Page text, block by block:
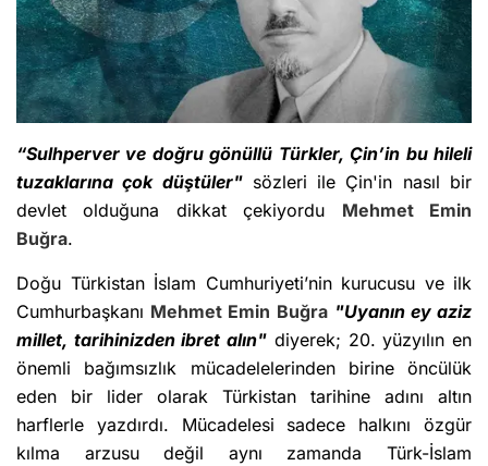
“Sulhperver ve doğru gönüllü Türkler, Çin’in bu hileli
tuzaklarına çok düştüler"sözleri ile Çin'in nasıl bir
devlet olduğuna dikkat çekiyordu Mehmet Emin
Buğra.
Doğu Türkistan İslam Cumhuriyeti’nin kurucusu ve ilk
Cumhurbaşkanı Mehmet Emin Buğra "Uyanın ey aziz
millet, tarihinizden ibret alın" diyerek; 20. yüzyılın en
önemli bağımsızlık mücadelelerinden birine öncülük
eden bir lider olarak Türkistan tarihine adını altın
harflerle yazdırdı. Mücadelesi sadece halkını özgür
kılma arzusu değil aynı zamanda Türk-İslam